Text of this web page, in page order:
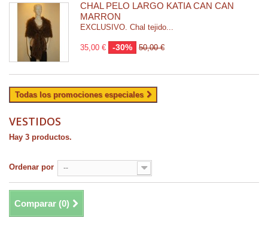
CHAL PELO LARGO KATIA CAN CAN
MARRON
EXCLUSIVO. Chal tejido...
35,00 € -30% 50,00 €
Todas los promociones especiales
VESTIDOS
Hay 3 productos.
Ordenar por --
Comparar (0)